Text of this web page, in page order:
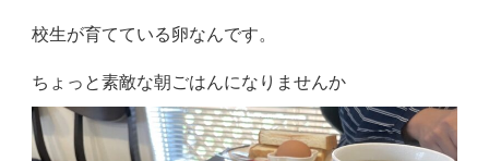
校生が育てている卵なんです。
ちょっと素敵な朝ごはんになりませんか